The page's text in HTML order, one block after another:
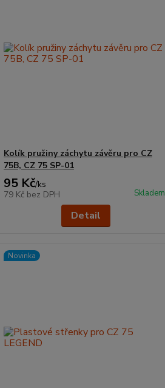
Kolík pružiny záchytu závěru pro CZ
75B, CZ 75 SP-01
95 Kč/ks
79 Kč bez DPH Skladem
Detail
Novinka